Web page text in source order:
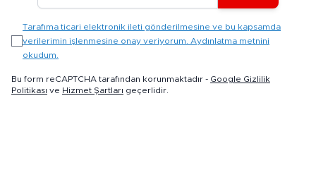
Tarafıma ticari elektronik ileti gönderilmesine ve bu kapsamda
verilerimin işlenmesine onay veriyorum. Aydınlatma metnini
okudum.
Bu form reCAPTCHA tarafından korunmaktadır - Google Gizlilik
Politikası ve Hizmet Şartları geçerlidir.